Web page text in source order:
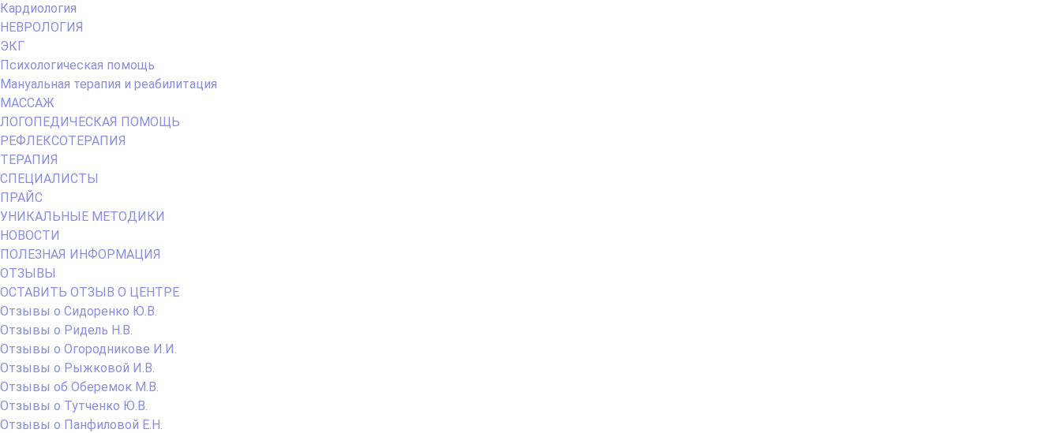
Кардиология
НЕВРОЛОГИЯ
ЭКГ
Психологическая помощь
Мануальная терапия и реабилитация
МАССАЖ
ЛОГОПЕДИЧЕСКАЯ ПОМОЩЬ
РЕФЛЕКСОТЕРАПИЯ
ТЕРАПИЯ
СПЕЦИАЛИСТЫ
ПРАЙС
УНИКАЛЬНЫЕ МЕТОДИКИ
НОВОСТИ
ПОЛЕЗНАЯ ИНФОРМАЦИЯ
ОТЗЫВЫ
ОСТАВИТЬ ОТЗЫВ О ЦЕНТРЕ
Отзывы о Сидоренко Ю.В.
Отзывы о Ридель Н.В.
Отзывы о Огородникове И.И.
Отзывы о Рыжковой И.В.
Отзывы об Оберемок М.В.
Отзывы о Тутченко Ю.В.
Отзывы о Панфиловой Е.Н.